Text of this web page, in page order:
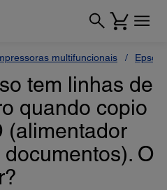
multifuncionais Epson
tem linhas de
quando copio
(alimentador
O